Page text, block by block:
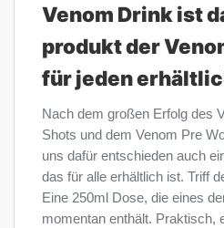
Venom Drink ist
produkt der
für jeden
Nach dem großen Erfolg des
Shots und dem Venom Pre
uns dafür entschieden auch
das für alle erhältlich ist. Triff
Eine 250ml Dose, die eines
momentan enthält. Praktisch,